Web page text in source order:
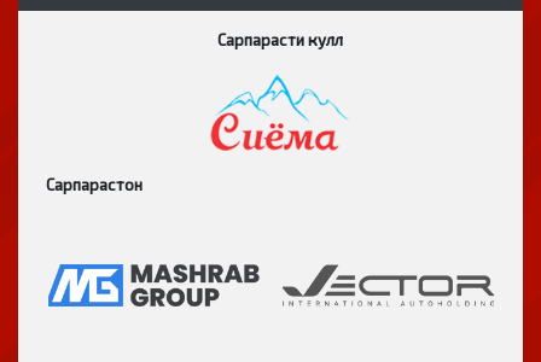
Сарпарасти кулл
Сарпарастон